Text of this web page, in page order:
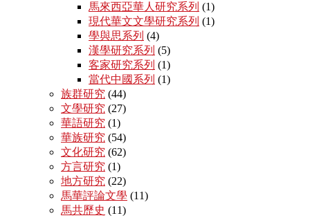
馬來西亞華人研究系列 (1)
現代華文文學研究系列 (1)
學與思系列 (4)
漢學研究系列 (5)
客家研究系列 (1)
當代中國系列 (1)
族群研究 (44)
文學研究 (27)
華語研究 (1)
華族研究 (54)
文化研究 (62)
方言研究 (1)
地方研究 (22)
馬華評論文學 (11)
馬共歷史 (11)